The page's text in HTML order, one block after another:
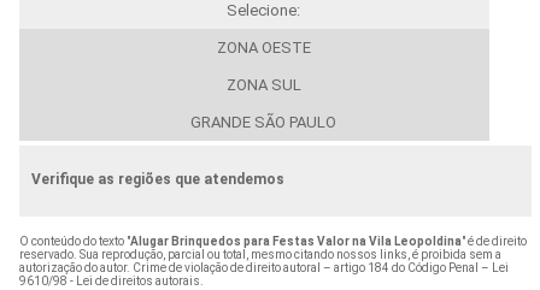
Selecione:
ZONA OESTE
ZONA SUL
GRANDE SÃO PAULO
Verifique as regiões que atendemos
O conteúdo do texto "Alugar Brinquedos para Festas Valor na Vila Leopoldina" é de direito
reservado. Sua reprodução, parcial ou total, mesmo citando nossos links, é proibida sem a
autorização do autor. Crime de violação de direito autoral – artigo 184 do Código Penal – Lei
9610/98 - Lei de direitos autorais.